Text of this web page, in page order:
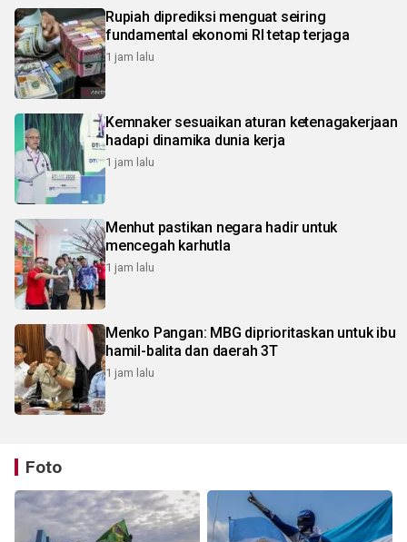
Rupiah diprediksi menguat seiring
fundamental ekonomi RI tetap terjaga
1 jam lalu
Kemnaker sesuaikan aturan ketenagakerjaan
hadapi dinamika dunia kerja
1 jam lalu
Menhut pastikan negara hadir untuk
mencegah karhutla
1 jam lalu
Menko Pangan: MBG diprioritaskan untuk ibu
hamil-balita dan daerah 3T
1 jam lalu
Foto